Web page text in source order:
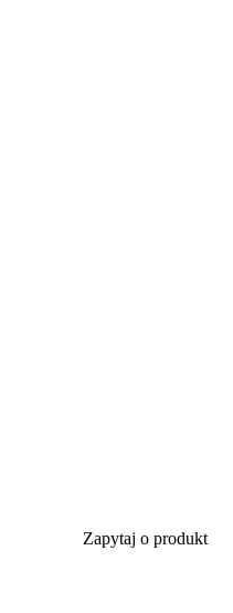
Zapytaj o produkt